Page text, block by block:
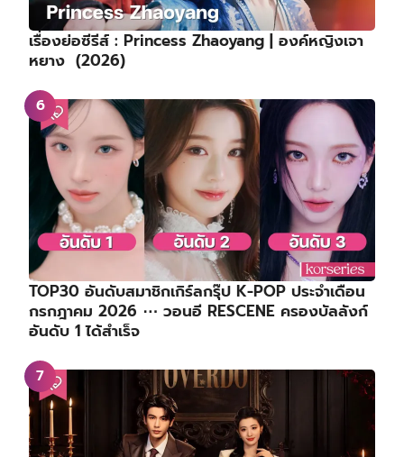
เรื่องย่อซีรีส์ : Princess Zhaoyang | องค์หญิงเจา
หยาง (2026)
TOP30 อันดับสมาชิกเกิร์ลกรุ๊ป K-POP ประจำเดือน
กรกฎาคม 2026 ⋯ วอนอี RESCENE ครองบัลลังก์
อันดับ 1 ได้สำเร็จ